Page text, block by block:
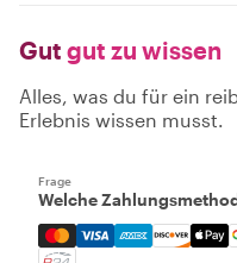
Gut gut zu wissen
Alles, was du für ein
Erlebnis wissen musst.
Frage
Welche
Mastercard, Visa,